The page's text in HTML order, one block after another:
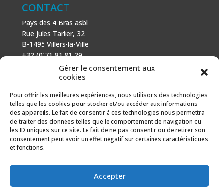
Gérer le consentement aux
cookies
Pour offrir les meilleures expériences, nous utilisons des technologies
telles que les cookies pour stocker et/ou accéder aux informations
des appareils. Le fait de consentir à ces technologies nous permettra
de traiter des données telles que le comportement de navigation ou
les ID uniques sur ce site. Le fait de ne pas consentir ou de retirer son
consentement peut avoir un effet négatif sur certaines caractéristiques
et fonctions.
Accepter
CONTACT
Pays des 4 Bras asbl
Rue Jules Tarlier, 32
B-1495 Villers-la-Ville
+32 (0)71 81 81 29
N° d’entreprise : 666 464 432
Mentions légales
AVEC LE SOUTIEN DE
Fonds européen agricole pour le développement rural :
l’Europe investit dans les zones rurales.